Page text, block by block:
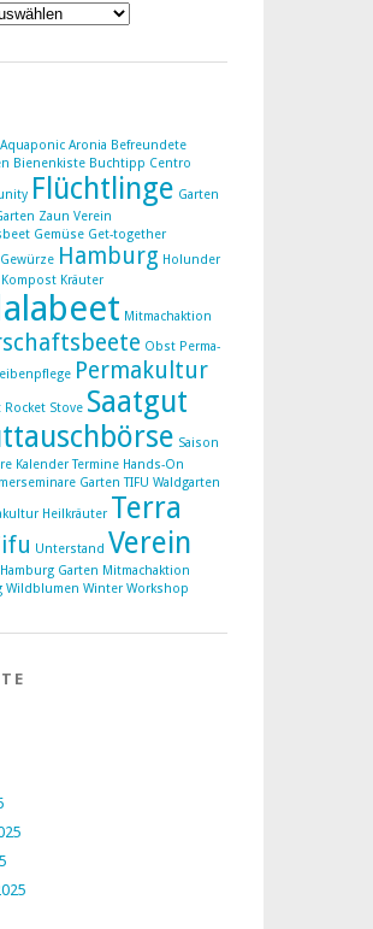
Aquaponic Aronia Befreundete
Bienenkiste Buchtipp Centro
Flüchtlinge Garten
Zaun Verein
Gemüse Get-together
Gewürze Hamburg Holunder
Kompost Kräuter
Mitmachaktion
Obst Perma-
Permakultur
Rocket Stove Saatgut
Saison
Kalender Termine Hands-On
Garten TIFU Waldgarten
Heilkräuter Terra
Unterstand Verein
Garten Mitmachaktion
Wildblumen Winter Workshop